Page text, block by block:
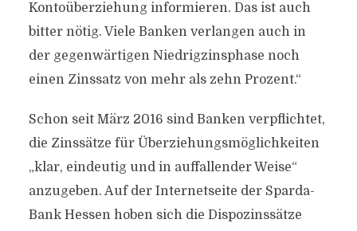
Kontoüberziehung informieren. Das ist auch
bitter nötig. Viele Banken verlangen auch in
der gegenwärtigen Niedrigzinsphase noch
einen Zinssatz von mehr als zehn Prozent.“
Schon seit März 2016 sind Banken verpflichtet,
die Zinssätze für Überziehungsmöglichkeiten
„klar, eindeutig und in auffallender Weise“
anzugeben. Auf der Internetseite der Sparda-
Bank Hessen hoben sich die Dispozinssätze